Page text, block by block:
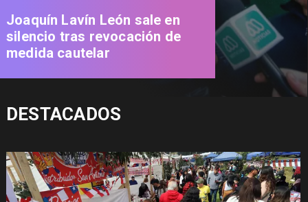
Joaquín Lavín León sale en
silencio tras revocación de
medida cautelar
DESTACADOS